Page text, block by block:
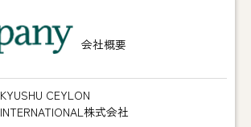
会社概要
KYUSHU CEYLON
INTERNATIONAL株式会社